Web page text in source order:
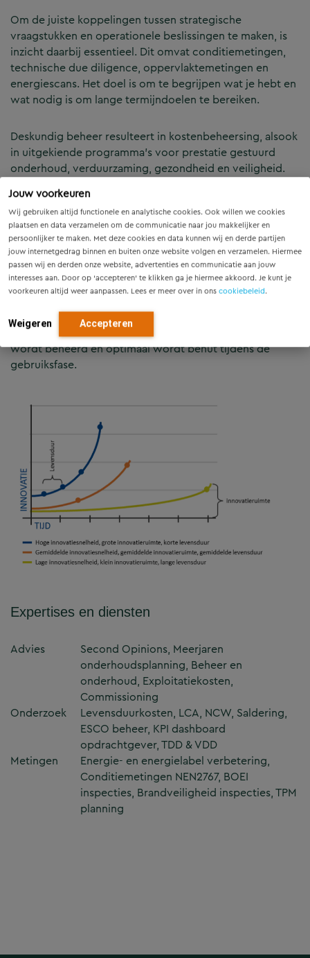
Jouw voorkeuren
Wij gebruiken altijd functionele en analytische cookies. Ook willen we cookies
plaatsen en data verzamelen om de communicatie naar jou makkelijker en
persoonlijker te maken. Met deze cookies en data kunnen wij en derde partijen
jouw internetgedrag binnen en buiten onze website volgen en verzamelen. Hiermee
passen wij en derden onze website, advertenties en communicatie aan jouw
interesses aan. Door op ‘accepteren’ te klikken ga je hiermee akkoord. Je kunt je
voorkeuren altijd weer aanpassen. Lees er meer over in ons cookiebeleid.
Weigeren Accepteren
Om de juiste koppelingen tussen strategische
vraagstukken en operationele beslissingen te maken, is
inzicht daarbij essentieel. Dit omvat conditiemetingen,
technische due diligence, oppervlaktemetingen en
energiescans. Het doel is om te begrijpen wat je hebt en
wat nodig is om lange termijndoelen te bereiken.
Deskundig beheer resulteert in kostenbeheersing, alsook
in uitgekiende programma’s voor prestatie gestuurd
onderhoud, verduurzaming, gezondheid en veiligheid.
gebouwen en technische faciliteiten vaak niet de core
business is van de organisatie. Een optimaal advies en
begeleiding is daarom gewenst, zodat er een
maatwerktraject kan worden gestart. Als onafhankelijk
adviseur werkt Movares volgens de 361° Gezond Gebruik
filosofie op basis van een overall plan, waarmee u grip
houdt op risico’s, kosten, kwaliteit en prestaties.
Kortom, wij zorgen ervoor dat uw vastgoed efficiënt
wordt beheerd en optimaal wordt benut tijdens de
gebruiksfase.
Expertises en diensten
Advies
Second Opinions, Meerjaren
onderhoudsplanning, Beheer en
onderhoud, Exploitatiekosten,
Commissioning
Onderzoek
Levensduurkosten, LCA, NCW, Saldering,
ESCO beheer, KPI dashboard
opdrachtgever, TDD & VDD
Metingen
Energie- en energielabel verbetering,
Conditiemetingen NEN2767, BOEI
inspecties, Brandveiligheid inspecties, TPM
planning